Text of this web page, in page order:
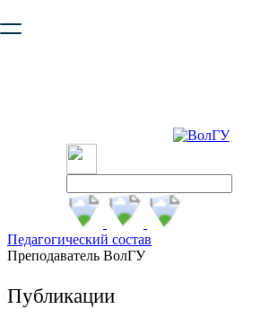
безопасную работу с сайтом. Пожалуйста
Педагогический состав
Преподаватель ВолГУ
Публикации